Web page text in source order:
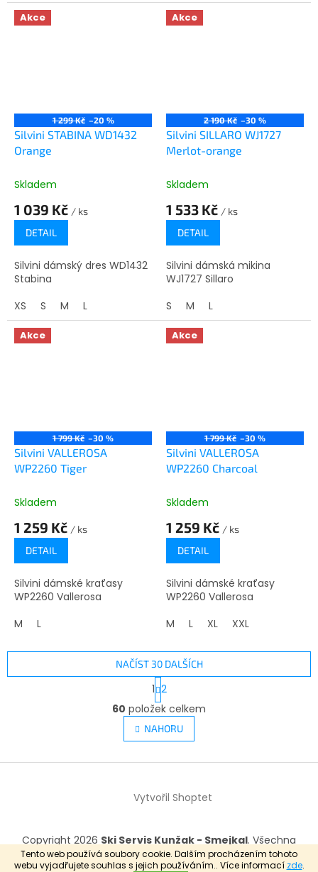
Tento web používá soubory cookie. Dalším procházením tohoto
webu vyjadřujete souhlas s jejich používáním.. Více informací zde.
Akce
1 299 Kč –20 %
Silvini STABINA WD1432
Orange
Skladem
1 039 Kč / ks
DETAIL
Silvini dámský dres WD1432
Stabina
XS
S M L
Akce
2 190 Kč –30 %
Silvini SILLARO WJ1727
Merlot-orange
Skladem
1 533 Kč / ks
DETAIL
Silvini dámská mikina
WJ1727 Sillaro
S
M L
Akce
1 799 Kč –30 %
Silvini VALLEROSA
WP2260 Tiger
Skladem
1 259 Kč / ks
DETAIL
Silvini dámské kraťasy
WP2260 Vallerosa
M
L
Akce
1 799 Kč –30 %
Silvini VALLEROSA
WP2260 Charcoal
Skladem
1 259 Kč / ks
DETAIL
Silvini dámské kraťasy
WP2260 Vallerosa
M
L XL XXL
O
v
l
á
í
v
k
y
NAČÍST 30 DALŠÍCH
S
t
r
á
n
k
v
n
í
1 2
60 položek celkem
NAHORU
í
Vytvořil Shoptet
Copyright 2026 Ski Servis Kunžak - Smejkal. Všechna
práva vyhrazena.